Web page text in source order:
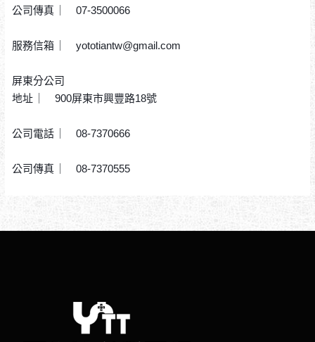
公司傳真 ︳ 07-3500066
服務信箱 ︳ yototiantw@gmail.com
屏東分公司
地址 ︳ 900屏東市興豐路18號
公司電話 ︳ 08-7370666
公司傳真 ︳ 08-7370555